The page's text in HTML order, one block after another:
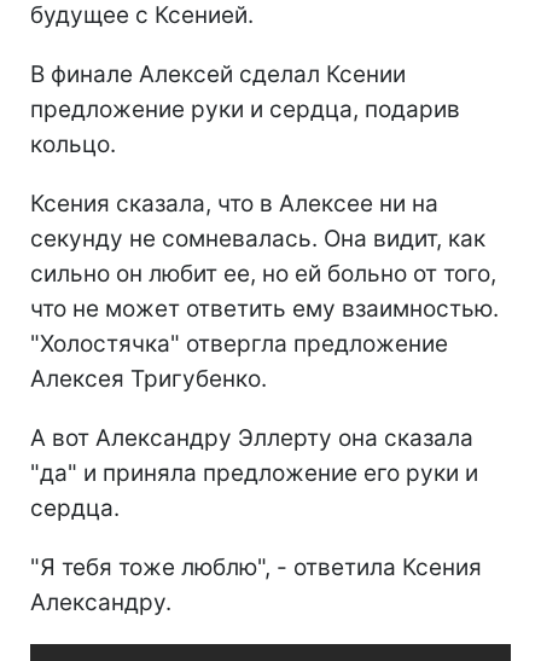
будущее с Ксенией.
В финале Алексей сделал Ксении
предложение руки и сердца, подарив
кольцо.
Ксения сказала, что в Алексее ни на
секунду не сомневалась. Она видит, как
сильно он любит ее, но ей больно от того,
что не может ответить ему взаимностью.
"Холостячка" отвергла предложение
Алексея Тригубенко.
А вот Александру Эллерту она сказала
"да" и приняла предложение его руки и
сердца.
"Я тебя тоже люблю", - ответила Ксения
Александру.